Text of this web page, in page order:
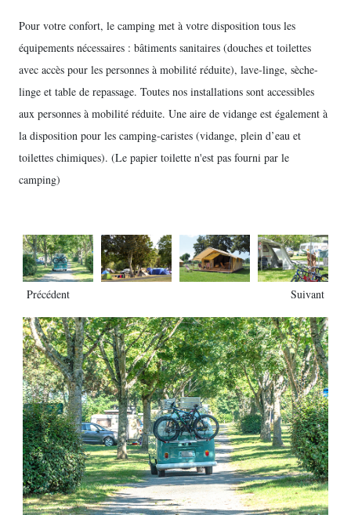
Pour votre confort, le camping met à votre disposition tous les
équipements nécessaires : bâtiments sanitaires (douches et toilettes
avec accès pour les personnes à mobilité réduite), lave-linge, sèche-
linge et table de repassage. Toutes nos installations sont accessibles
aux personnes à mobilité réduite. Une aire de vidange est également à
la disposition pour les camping-caristes (vidange, plein d’eau et
toilettes chimiques). (Le papier toilette n'est pas fourni par le
camping)
Précédent Suivant